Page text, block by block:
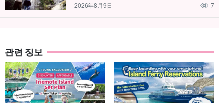
2026年8月9日 7
관련 정보